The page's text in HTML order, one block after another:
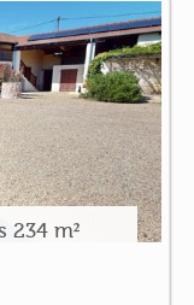
234 m²